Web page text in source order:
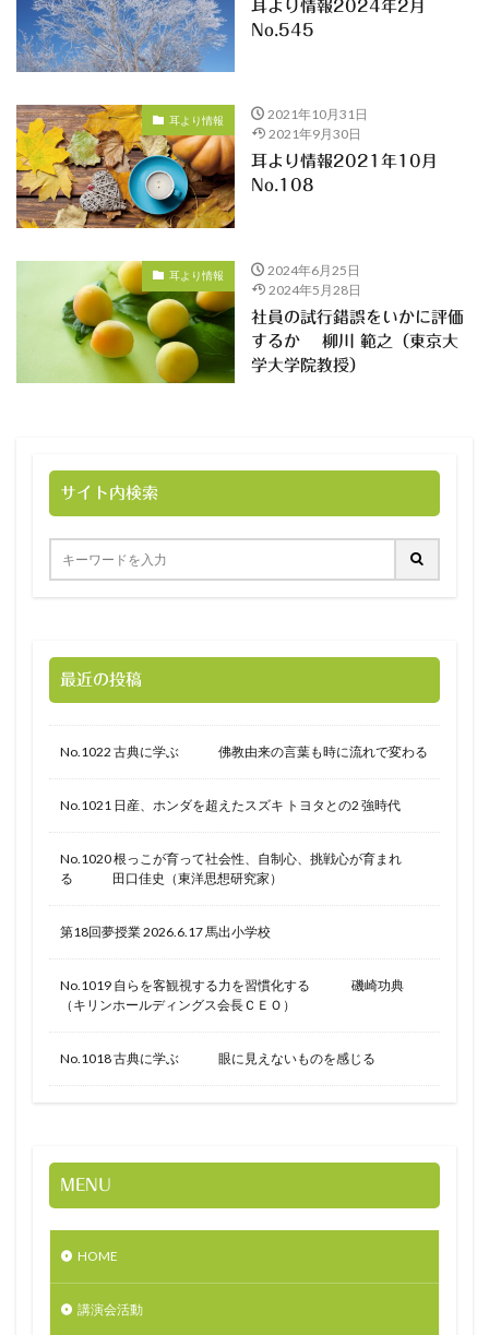
耳より情報2024年2月
No.545
耳より情報
2021年10月31日
2021年9月30日
耳より情報2021年10月
No.108
耳より情報
2024年6月25日
2024年5月28日
社員の試行錯誤をいかに評価
するか 柳川 範之（東京大
学大学院教授）
サイト内検索
最近の投稿
No.1022 古典に学ぶ 佛教由来の言葉も時に流れで変わる
No.1021 日産、ホンダを超えたスズキ トヨタとの2 強時代
No.1020 根っこが育って社会性、自制心、挑戦心が育まれ
る 田口佳史（東洋思想研究家）
第18回夢授業 2026.6.17 馬出小学校
No.1019 自らを客観視する力を習慣化する 磯崎功典
（キリンホールディングス会長ＣＥＯ）
No.1018 古典に学ぶ 眼に見えないものを感じる
MENU
HOME
講演会活動